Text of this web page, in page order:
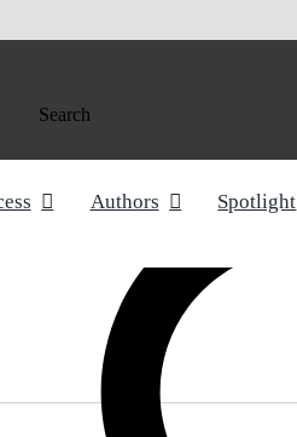
Search
Authors Spotlight